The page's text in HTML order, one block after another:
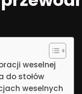
weselnej
do stołów
weselnych